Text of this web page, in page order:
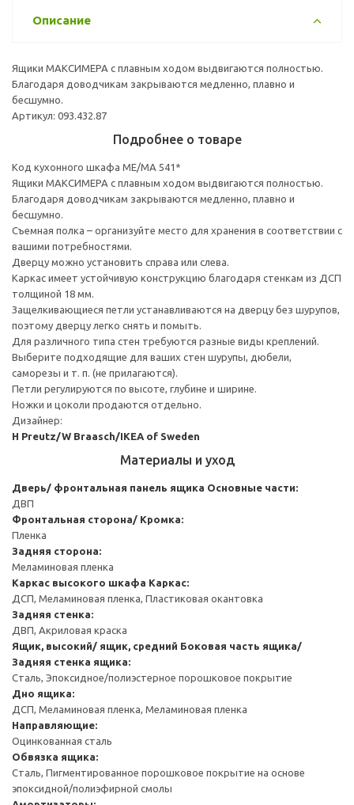
Описание
Ящики МАКСИМЕРА с плавным ходом выдвигаются полностью.
Благодаря доводчикам закрываются медленно, плавно и
бесшумно.
Артикул: 093.432.87
Подробнее о товаре
Код кухонного шкафа ME/MA 541*
Ящики МАКСИМЕРА с плавным ходом выдвигаются полностью.
Благодаря доводчикам закрываются медленно, плавно и
бесшумно.
Съемная полка – организуйте место для хранения в соответствии с
вашими потребностями.
Дверцу можно установить справа или слева.
Каркас имеет устойчивую конструкцию благодаря стенкам из ДСП
толщиной 18 мм.
Защелкивающиеся петли устанавливаются на дверцу без шурупов,
поэтому дверцу легко снять и помыть.
Для различного типа стен требуются разные виды креплений.
Выберите подходящие для ваших стен шурупы, дюбели,
саморезы и т. п. (не прилагаются).
Петли регулируются по высоте, глубине и ширине.
Ножки и цоколи продаются отдельно.
Дизайнер:
H Preutz/W Braasch/IKEA of Sweden
Материалы и уход
Дверь/ фронтальная панель ящика Основные части:
ДВП
Фронтальная сторона/ Кромка:
Пленка
Задняя сторона:
Меламиновая пленка
Каркас высокого шкафа Каркас:
ДСП, Меламиновая пленка, Пластиковая окантовка
Задняя стенка:
ДВП, Акриловая краска
Ящик, высокий/ ящик, средний Боковая часть ящика/
Задняя стенка ящика:
Сталь, Эпоксидное/полиэстерное порошковое покрытие
Дно ящика:
ДСП, Меламиновая пленка, Меламиновая пленка
Направляющие:
Оцинкованная сталь
Обвязка ящика:
Сталь, Пигментированное порошковое покрытие на основе
эпоксидной/полиэфирной смолы